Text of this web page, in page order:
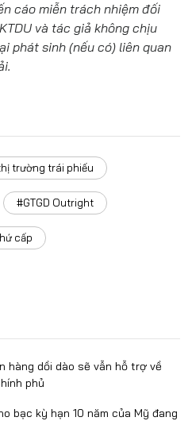
cáo miễn trách nhiệm đối
và tác giả không chịu
phát sinh (nếu có) liên quan
trường trái phiếu
#GTGD Outright
cấp
hàng dồi dào sẽ vẫn hỗ trợ về
phủ
bạc kỳ hạn 10 năm của Mỹ đang